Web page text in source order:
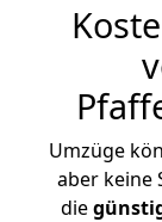
Umzüge
aber keine
die